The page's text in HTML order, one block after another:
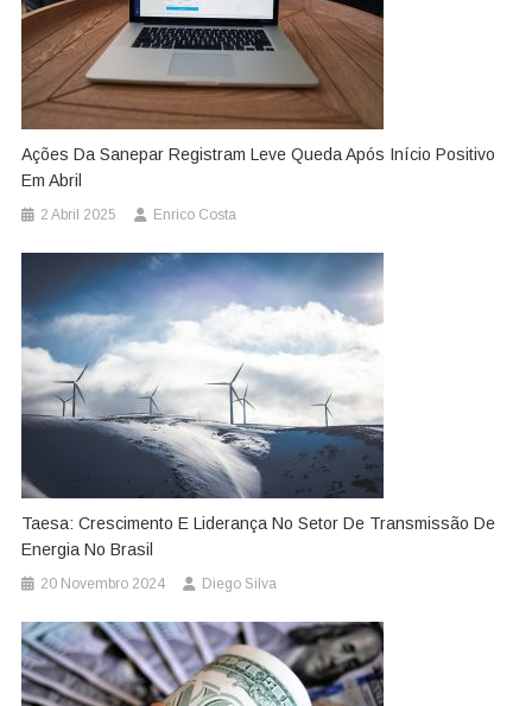
Ações Da Sanepar Registram Leve Queda Após Início Positivo
Em Abril
2 Abril 2025 Enrico Costa
Taesa: Crescimento E Liderança No Setor De Transmissão De
Energia No Brasil
20 Novembro 2024 Diego Silva